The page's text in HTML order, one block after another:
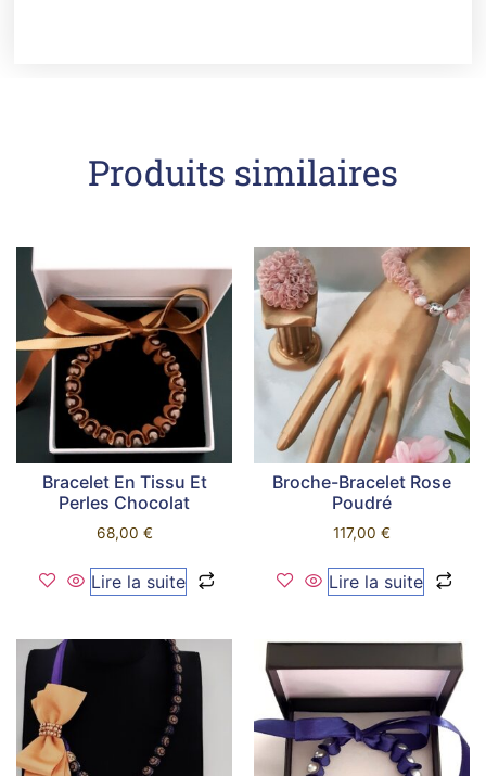
Produits similaires
Bracelet En Tissu Et
Perles Chocolat
68,00 €
Lire la suite
Broche-Bracelet Rose
Poudré
117,00 €
Lire la suite